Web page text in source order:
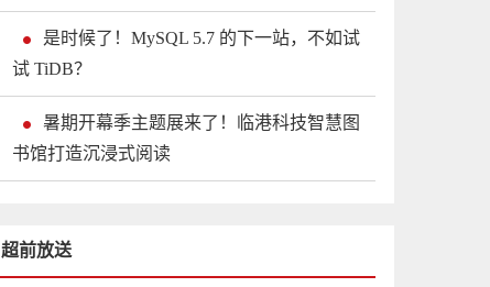
是时候了！MySQL 5.7 的下一站，不如试
试 TiDB？
暑期开幕季主题展来了！临港科技智慧图
书馆打造沉浸式阅读
超前放送